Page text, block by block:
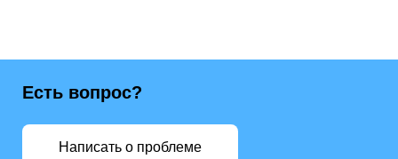
Есть вопрос?
Написать о проблеме